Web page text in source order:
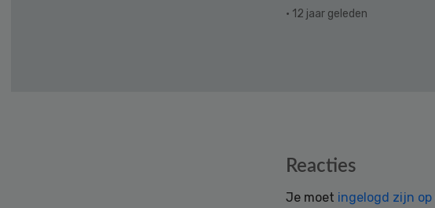
· 12 jaar geleden
Reacties
Je moet ingelogd zijn op